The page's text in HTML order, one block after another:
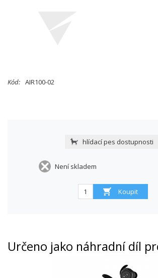
Kód: AIR100-02
hlídací pes dostupnosti
Není skladem
Určeno jako náhradní díl